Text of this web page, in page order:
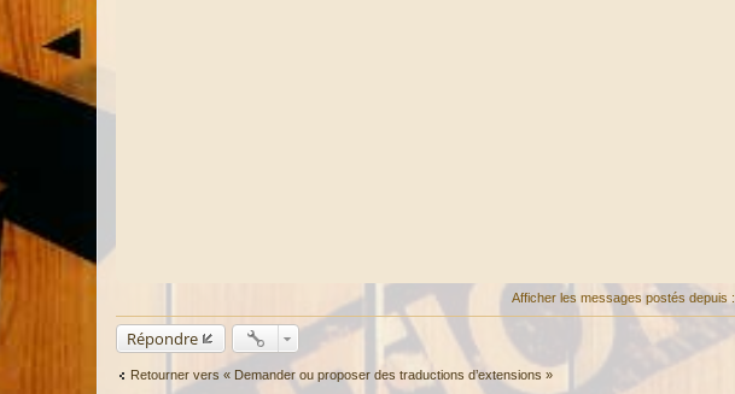
Afficher les messages postés depuis :
Répondre
Retourner vers « Demander ou proposer des traductions d’extensions »